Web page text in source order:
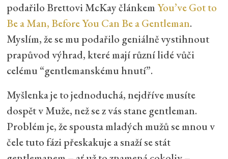
podařilo Brettovi McKay článkemYou’ve Got to
Be a Man, Before You Can Be a Gentleman.
Myslím, že se mu podařilo geniálně vystihnout
prapůvod výhrad, které mají různí lidé vůči
celému “gentlemanskému hnutí”.
Myšlenka je to jednoduchá, nejdříve musíte
dospět v Muže, než se z vás stane gentleman.
Problém je, že spousta mladých mužů se mnou v
čele tuto fázi přeskakuje a snaží se stát